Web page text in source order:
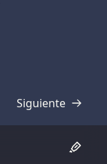
Siguiente
Transcripción